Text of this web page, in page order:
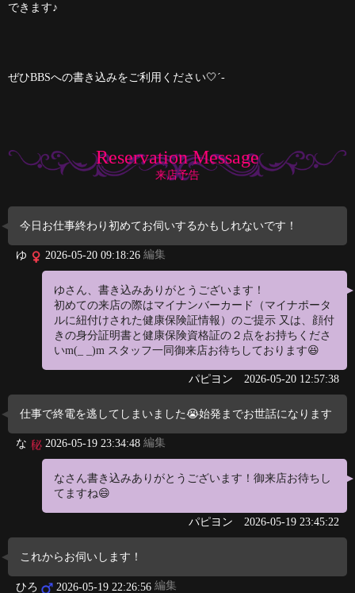
できます♪
ぜひBBSへの書き込みをご利用ください🤍´-
Reservation Message
来店予告
今日お仕事終わり初めてお伺いするかもしれないです！
ゆ 2026-05-20 09:18:26 編集
ゆさん、書き込みありがとうございます！
初めての来店の際はマイナンバーカード（マイナポータ
ルに紐付けされた健康保険証情報）のご提示 又は、顔付
きの身分証明書と健康保険資格証の２点をお持ちくださ
いm(_ _)m スタッフ一同御来店お待ちしております😆
パピヨン 2026-05-20 12:57:38
仕事で終電を逃してしまいました😭始発までお世話になります
な 2026-05-19 23:34:48 編集
なさん書き込みありがとうございます！御来店お待ちし
てますね😄
パピヨン 2026-05-19 23:45:22
これからお伺いします！
ひろ 2026-05-19 22:26:56 編集